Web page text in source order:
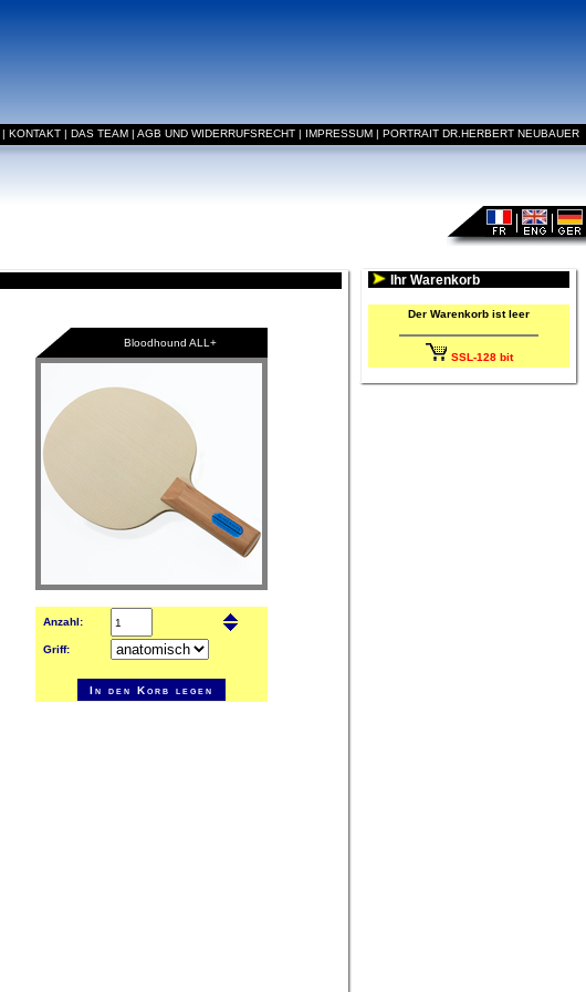
| KONTAKT | DAS TEAM | AGB UND WIDERRUFSRECHT | IMPRESSUM | PORTRAIT DR.HERBERT NEUBAUER
Bloodhound ALL+
Anzahl:
Griff:
Ihr Warenkorb
Der Warenkorb ist leer
SSL-128 bit